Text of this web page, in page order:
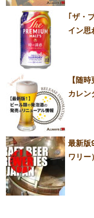
｢ザ・
イン思
【随
カレン
最新版
ワリー